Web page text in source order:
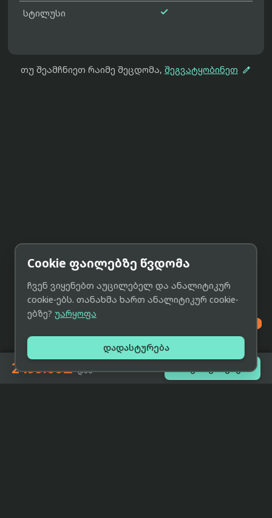
სტილუსი 
თუ შეამჩნიეთ რაიმე შეცდომა, შეგვატყობინეთ 
2499.00₾-დან შეთავაზებები

Cookie ფაილებზე წვდომა
ჩვენ ვიყენებთ აუცილებელ და ანალიტიკურ
cookie-ებს. თანახმა ხართ ანალიტიკურ cookie-
ებზე? უარყოფა
დადასტურება